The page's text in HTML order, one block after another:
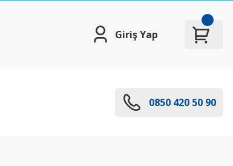
Giriş Yap
0850 420 50 90